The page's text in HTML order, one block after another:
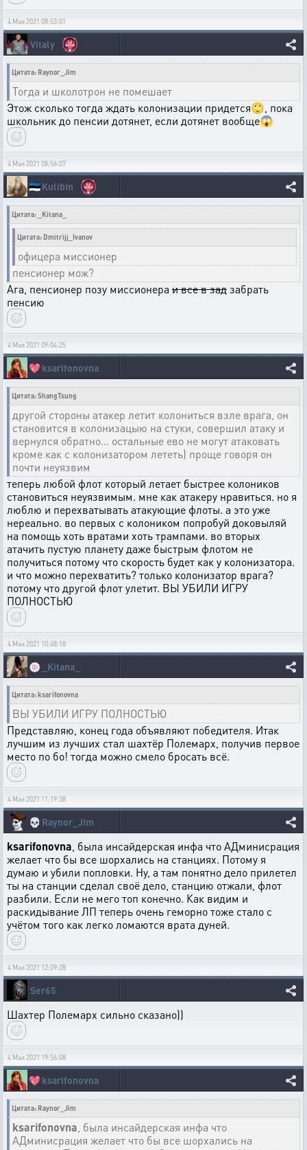
4 Мая 2021 08:53:01
Vitaly
Цитата: Raynor_Jim
Тогда и школотрон не помешает
Этож сколько тогда ждать колонизации придется🙄, пока
школьник до пенсии дотянет, если дотянет вообще😱
4 Мая 2021 08:56:07
🇪🇪Kulibin
Цитата: _Kitana_
Цитата: Dmitrijj_Ivanov
офицера миссионер
пенсионер мож?
Ага, пенсионер позу миссионера и все в задзабрать
пенсию
4 Мая 2021 09:04:25
💖ksarifonovna
Цитата: ShangTsung
другой стороны атакер летит колониться взле врага, он
становится в колонизацыю на стуки, совершил атаку и
вернулся обратно... остальные ево не могут атаковать
кроме как с колонизатором лететь) проще говоря он
почти неуязвим
теперь любой флот который летает быстрее колоников
становиться неуязвимым. мне как атакеру нравиться. но я
люблю и перехватывать атакующие флоты. а это уже
нереально. во первых с колоником попробуй доковыляй
на помощь хоть вратами хоть трампами. во вторых
атачить пустую планету даже быстрым флотом не
получиться потому что скорость будет как у колонизатора.
и что можно перехватить? только колонизатор врага?
потому что другой флот улетит. ВЫ УБИЛИ ИГРУ
ПОЛНОСТЬЮ
4 Мая 2021 10:48:18
🍥 _Kitana_
Цитата: ksarifonovna
ВЫ УБИЛИ ИГРУ ПОЛНОСТЬЮ
Представляю, конец года объявляют победителя. Итак
лучшим из лучших стал шахтёр Полемарх, получив первое
место по бо! тогда можно смело бросать всё.
4 Мая 2021 11:19:38
💀 Raynor_Jim
ksarifonovna , была инсайдерская инфа что АДминисрация
желает что бы все шорхались на станциях. Потому я
думаю и убили попловки. Ну, а там понятно дело прилетел
ты на станции сделал своё дело, станцию отжали, флот
разбили. Если не мего топ конечно. Как видим и
раскидывание ЛП теперь очень геморно тоже стало с
учётом того как легко ломаются врата дуней.
4 Мая 2021 12:09:28
Ser65
Шахтер Полемарх сильно сказано))
4 Мая 2021 19:56:08
💖ksarifonovna
Цитата: Raynor_Jim
ksarifonovna , была инсайдерская инфа что
АДминисрация желает что бы все шорхались на